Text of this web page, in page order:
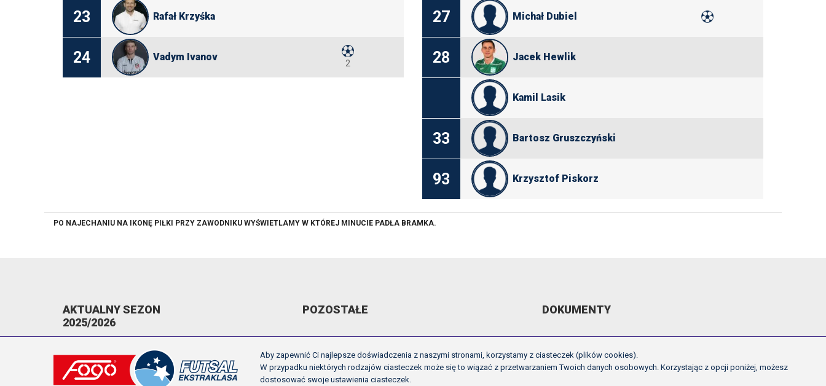
23 Rafał Krzyśka
24 Vadym Ivanov
2
27 Michał Dubiel
28 Jacek Hewlik
Kamil Lasik
33 Bartosz Gruszczyński
93 Krzysztof Piskorz
PO NAJECHANIU NA IKONĘ PIŁKI PRZY ZAWODNIKU WYŚWIETLAMY W KTÓREJ MINUCIE PADŁA BRAMKA.
AKTUALNY SEZON
2025/2026
TERMINARZ
NAPOMNIENIA/WYKLUCZENIA
POZOSTAŁE
ARCHIWUM VIDEO
GALERIE
OFICJALNE LOGO
DOKUMENTY
REGULAMIN ROZGRYWEK FE
UCHWAŁY ZARZĄDU PZPN
Aby zapewnić Ci najlepsze doświadczenia z naszymi stronami, korzystamy z ciasteczek (plików cookies).
W przypadku niektórych rodzajów ciasteczek może się to wiązać z przetwarzaniem Twoich danych osobowych. Korzystając z opcji poniżej, możesz
dostosować swoje ustawienia ciasteczek.